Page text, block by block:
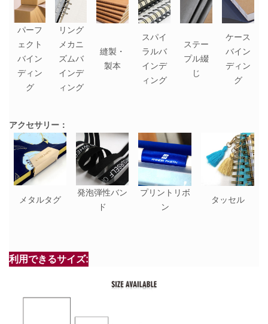
パーフ
ェクト
バイン
ディン
グ
リング
メカニ
ズムバ
インデ
ィング
縫製・
製本
スパイ
ラルバ
インデ
ィング
ステー
プル綴
じ
ケース
バイン
ディン
グ
アクセサリー：
メタルタグ
発泡弾性バン
ド
プリントリボ
ン
タッセル
利用できるサイズ: